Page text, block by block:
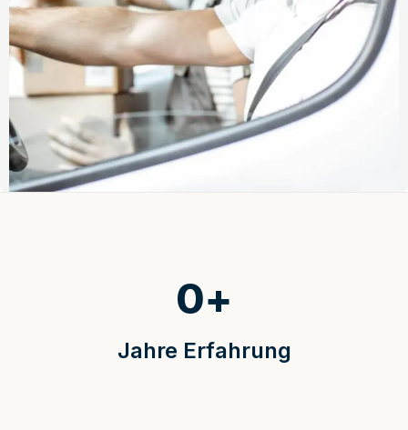
Jahre Erfahrung
0+